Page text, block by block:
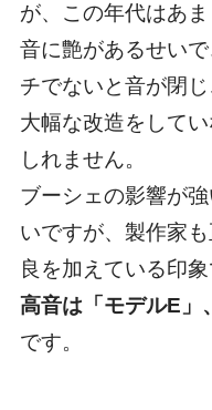
が、この年代はあま
音に艶があるせい
チでないと音が閉じ
大幅な改造をして
しれません。
ブーシェの影響が
いですが、製作家
良を加えている印象
高音は「モデルE」
です。